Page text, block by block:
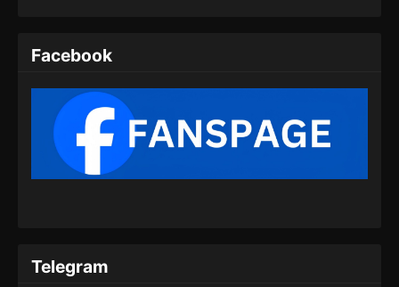
319 Subtitle Indonesia - Juli 15, 2024
Against the Sky Supreme Episode 320
Subtitle Indonesia
Facebook
Telegram